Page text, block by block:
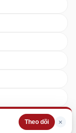
Theo dõi ×